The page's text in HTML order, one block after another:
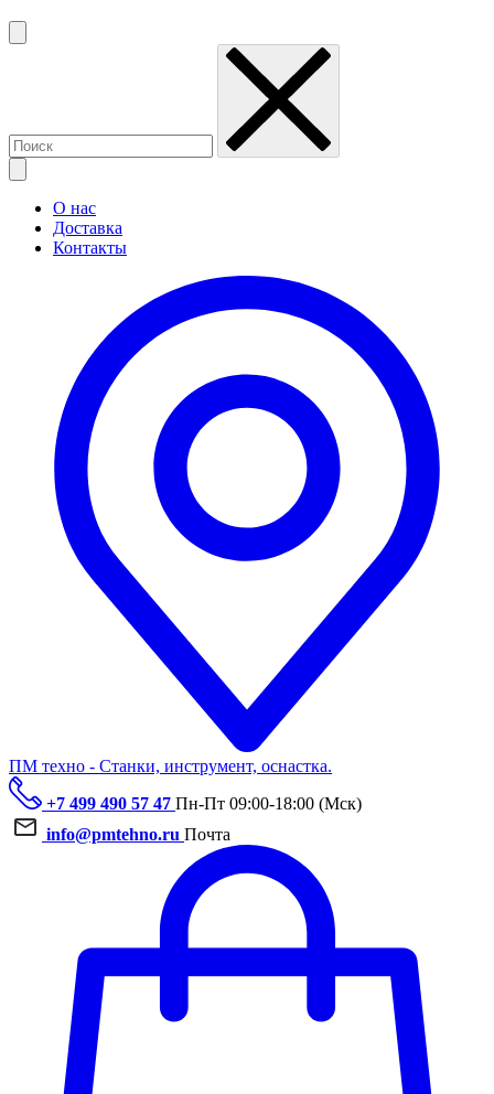
О нас
Доставка
Контакты
ПМ техно - Станки, инструмент, оснастка.
+7 499 490 57 47 Пн-Пт 09:00-18:00 (Мск)
info@pmtehno.ru Почта